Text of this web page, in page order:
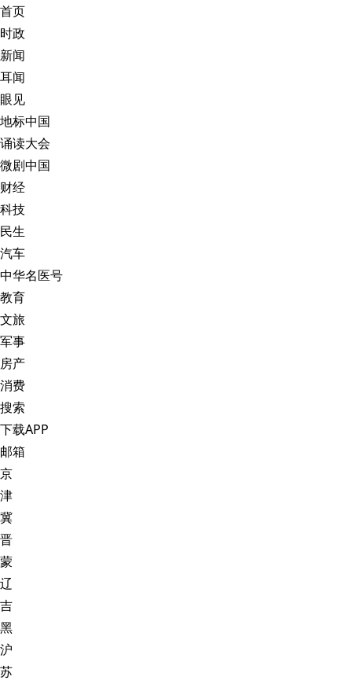
首页
时政
新闻
耳闻
眼见
地标中国
诵读大会
微剧中国
财经
科技
民生
汽车
中华名医号
教育
文旅
军事
房产
消费
搜索
下载APP
邮箱
京
津
冀
晋
蒙
辽
吉
黑
沪
苏